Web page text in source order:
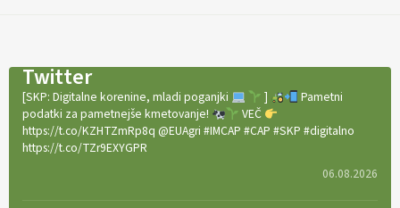
Twitter
[SKP: Digitalne korenine, mladi poganjki ]
Pametni
podatki za pametnejše kmetovanje!
VEČ
https://t.co/KZHTZmRp8q @EUAgri #IMCAP #CAP #SKP #digitalno
https://t.co/TZr9EXYGPR
06.08.2026